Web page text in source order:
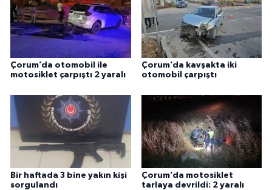
Çorum’da otomobil ile
motosiklet çarpıştı 2 yaralı
Çorum’da kavşakta iki
otomobil çarpıştı
Bir haftada 3 bine yakın kişi
sorgulandı
Çorum’da motosiklet
tarlaya devrildi: 2 yaralı